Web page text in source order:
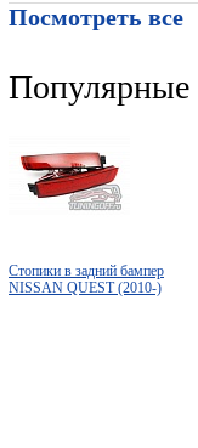
Посмотреть все
Популярные
Стопики в задний бампер
NISSAN QUEST (2010-)